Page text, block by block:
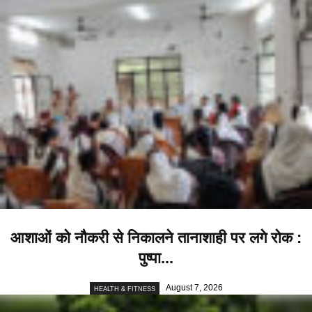
आशाओं को नौकरी से निकालने तानाशाही पर लगे रोक :
पुष्पा...
HEALTH & FITNESS August 7, 2026